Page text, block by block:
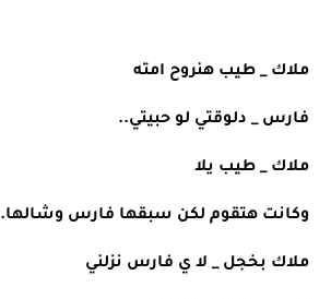
ملاك _ طيب هنروح امته
فارس _ دلوقتي لو حبيتي..
ملاك _ طيب يلا
وكانت هتقوم لكن سبقها فارس وشالها.
ملاك بخجل _ لا ي فارس نزلني